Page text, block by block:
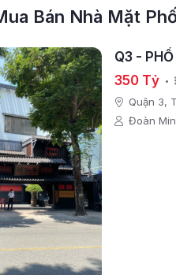
Bán Nhà Mặt
Q3 -
350 Tỷ
Quận 3,
Đoàn